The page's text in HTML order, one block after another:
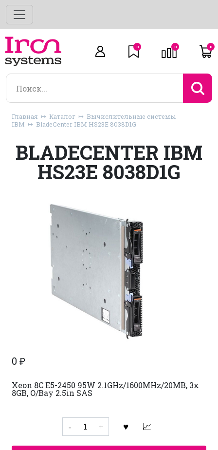
0 0 0
Главная Каталог
Вычислительные системы
IBM
BladeCenter IBM HS23E 8038D1G
BLADECENTER IBM
HS23E 8038D1G
0 ₽
Xeon 8C E5-2450 95W 2.1GHz/1600MHz/20MB, 3x
8GB, O/Bay 2.5in SAS
Количество
товара
BladeCenter
IBM